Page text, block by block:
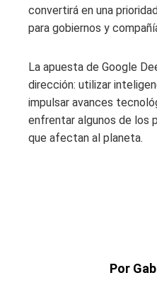
convertirá en una
para gobiernos y
La apuesta de Google
dirección: utilizar
impulsar avances
enfrentar algunos de los
que afectan al planeta.
Por